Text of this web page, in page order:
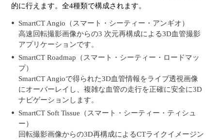
的に行えます。全4種類で構成されます。
SmartCT Angio（スマート・シーティー・アンギオ）
高速回転撮影画像からの3 次元再構成による3D血管撮影
アプリケーションです。
SmartCT Roadmap（スマート・シーティー・ロードマッ
プ）
SmartCT Angioで得られた3D血管情報をライブ透視画像
にオーバーレイし、複雑な血管の走行を正確に安全に3D
ナビゲーションします。
SmartCT Soft Tissue（スマート・シーティー・ティシュ
ー）
回転撮影画像からの3D再構成によるCTライクイメージン